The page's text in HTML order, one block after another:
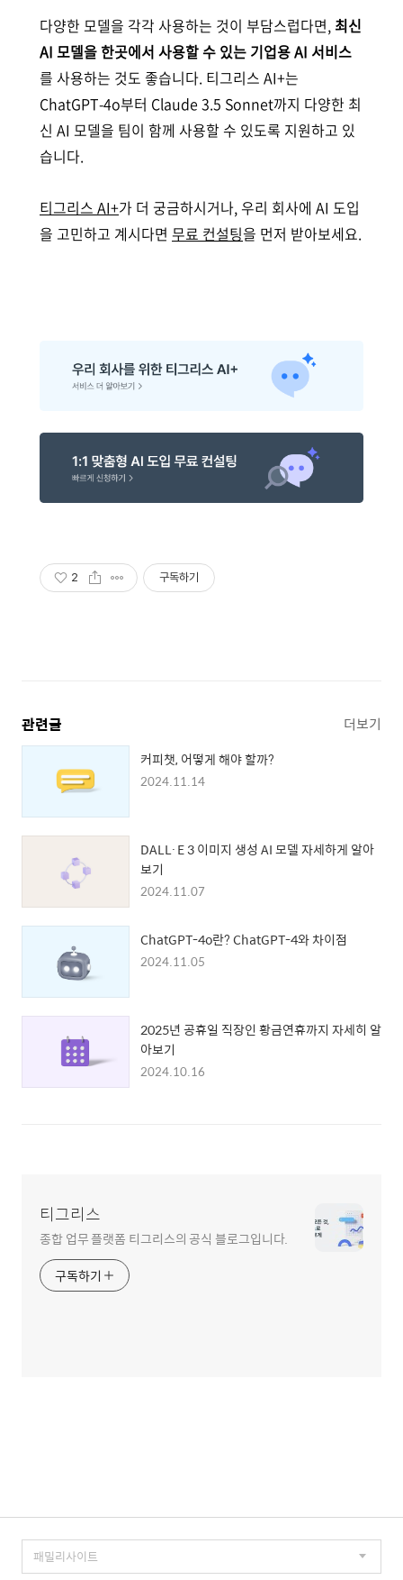
다양한 모델을 각각 사용하는 것이 부담스럽다면, 최신
AI 모델을 한곳에서 사용할 수 있는 기업용 AI 서비스
를 사용하는 것도 좋습니다. 티그리스 AI+는
ChatGPT-4o부터 Claude 3.5 Sonnet까지 다양한 최
신 AI 모델을 팀이 함께 사용할 수 있도록 지원하고 있
습니다.
티그리스 AI+가 더 궁금하시거나, 우리 회사에 AI 도입
을 고민하고 계시다면 무료 컨설팅을 먼저 받아보세요.
2 구독하기
관련글 더보기
커피챗, 어떻게 해야 할까?
2024.11.14
DALL·E 3 이미지 생성 AI 모델 자세하게 알아
보기
2024.11.07
ChatGPT-4o란? ChatGPT-4와 차이점
2024.11.05
2025년 공휴일 직장인 황금연휴까지 자세히 알
아보기
2024.10.16
티그리스
종합 업무 플랫폼 티그리스의 공식 블로그입니다.
구독하기